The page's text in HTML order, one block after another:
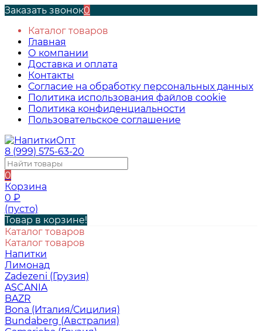
Заказать звонок0
Каталог товаров
Главная
О компании
Доставка и оплата
Контакты
Согласие на обработку персональных данных
Политика использования файлов cookie
Политика конфиденциальности
Пользовательское соглашение
8 (999) 575-63-20
0
Корзина
0 ₽
(пусто)
Товар в корзине!
Каталог товаров
Каталог товаров
Напитки
Лимонад
Zadezeni (Грузия)
ASCANIA
BAZR
Bona (Италия/Сицилия)
Bundaberg (Австралия)